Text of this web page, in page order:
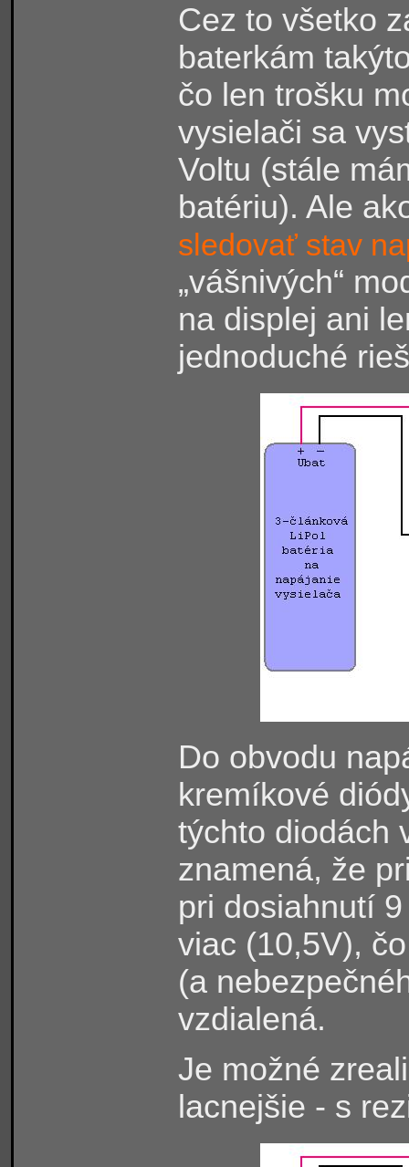
Cez to všetko
baterkám
čo len trošku
vysielači sa
Voltu (stále
batériu). Ale
sledovať stav
„vášnivých“
na displej ani
jednoduché
Do obvodu
kremíkové
týchto diodách
znamená, že
pri dosiahnutí
viac (10,5V),
(a
vzdialená.
Je možné
lacnejšie - s